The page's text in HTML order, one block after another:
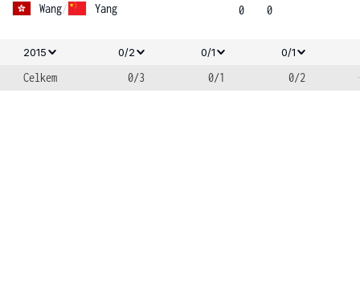
Wang/ Yang
0
0
2015 0/2 0/1 0/1
Celkem 0/3 0/1 0/2